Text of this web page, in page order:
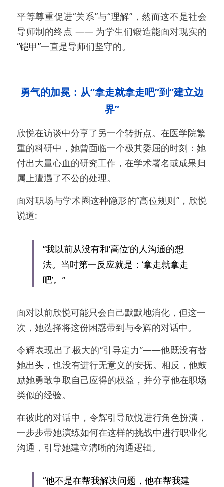
平等尊重促进“关系”与“理解”，然而这不是社会
导师制的终点 —— 为学生们锻造能面对现实的
“铠甲”一直是导师们坚守的。
勇气的加冕：从“拿走就拿走吧”到“建立边
界”
欣悦在访谈中分享了另一个转折点。在医学院繁
重的科研中，她曾面临一个极其委屈的时刻：她
付出大量心血的研究工作，在学术署名或成果归
属上遭遇了不公的处理。
面对职场与学术圈这种隐形的“高位规则”，欣悦
说道:
“我以前从没有和‘高位’的人沟通的想
法。当时第一反应就是：‘拿走就拿走
吧’。”
面对以前欣悦可能只会自己默默地消化，但这一
次，她选择将这份困惑带到与令辉的对话中。
令辉表现出了极大的“引导定力”——他既没有替
她出头，也没有进行无意义的安抚。相反，他鼓
励她勇敢争取自己应得的权益，并分享他在职场
类似的经验。
在彼此的对话中，令辉引导欣悦进行角色扮演，
一步步带她演练如何在这样的挑战中进行职业化
沟通，引导她建立清晰的沟通逻辑。
“他不是在帮我解决问题，他在帮我建